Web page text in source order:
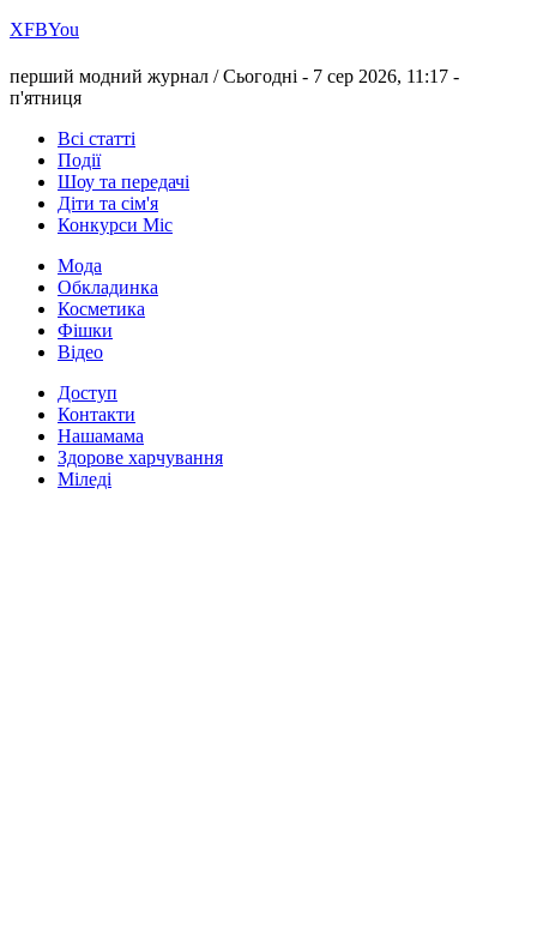
ХFBYou
перший модний журнал /Сьогодні - 7 сер 2026, 11:17 -
п'ятниця
Всі статті
Події
Шоу та передачі
Діти та сім'я
Конкурси Міс
Мода
Обкладинка
Косметика
Фішки
Відео
Доступ
Контакти
Нашамама
Здорове харчування
Міледі